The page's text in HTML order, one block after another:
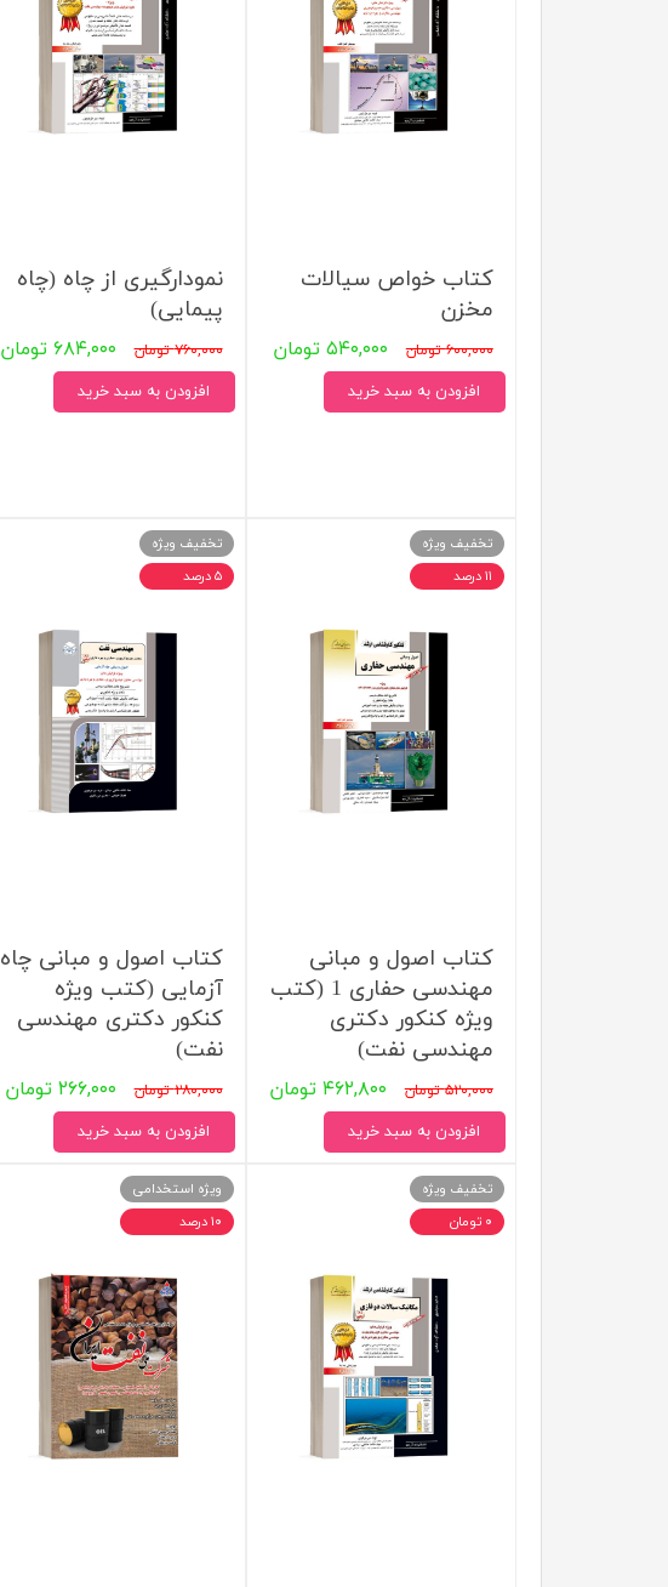
مهندسی عمران
مهندسی نفت
تربیت بدنی
تاریخ
جغرافیا
علوم اجتماعی
کتاب خواص سیالات
مخزن
۶۰۰,۰۰۰ تومان ۵۴۰,۰۰۰ تومان
افزودن به سبد خرید
نمودارگیری از چاه (چاه
پیمایی)
۷۶۰,۰۰۰ تومان ۶۸۴,۰۰۰ تومان
افزودن به سبد خرید
کتاب اصول و مبانی
مهندسی حفاری 1 (کتب
ویژه کنکور دکتری
مهندسی نفت)
۵۲۰,۰۰۰ تومان ۴۶۲,۸۰۰ تومان
افزودن به سبد خرید
تخفیف ویژه
۱۱ درصد
کتاب اصول و مبانی چاه
آزمایی (کتب ویژه
کنکور دکتری مهندسی
نفت)
۲۸۰,۰۰۰ تومان ۲۶۶,۰۰۰ تومان
افزودن به سبد خرید
تخفیف ویژه
۵ درصد
تخفیف ویژه
۰ تومان
ویژه استخدامی
۱۰ درصد